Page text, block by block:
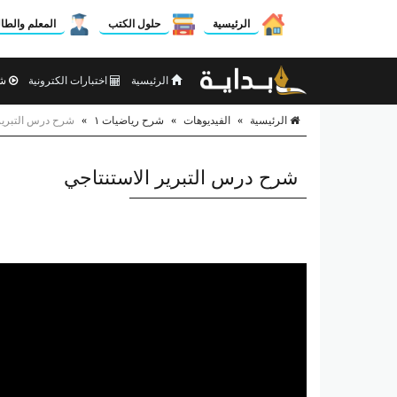
الرئيسية حلول الكتب المعلم
الرئيسية اختبارات الكترونية
الرئيسية » الفيديوهات » شرح رياضيات ١ » شرح درس
شرح درس التبرير الاستنتاجي